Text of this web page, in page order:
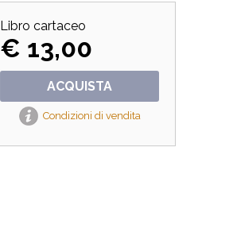
Libro cartaceo
€ 13,00
ACQUISTA
Condizioni di vendita